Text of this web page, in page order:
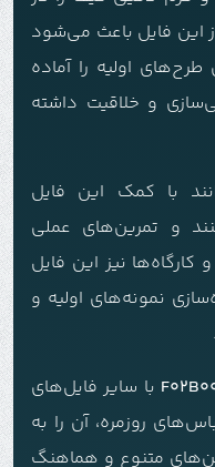
این فایل باعث می‌شود
اولیه را آماده
و خلاقیت داشته
با کمک این فایل
و تمرین‌های عملی
کارگاه‌ها نیز این فایل
نمونه‌های اولیه و
با سایر فایل‌های
روزمره، آن را به
متنوع و هماهنگ